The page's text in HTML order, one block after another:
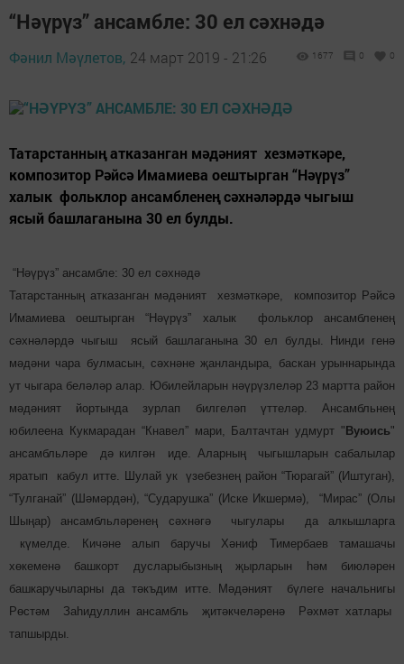
“Нәүрүз” ансамбле: 30 ел сәхнәдә
Фәнил Мәүлетов, 24 март 2019 - 21:26 1677 0 0
Татарстанның атказанган мәдәният хезмәткәре,
композитор Рәйсә Имамиева оештырган “Нәүрүз”
халык фольклор ансамбленең сәхнәләрдә чыгыш
ясый башлаганына 30 ел булды.
“Нәүрүз” ансамбле: 30 ел сәхнәдә
Татарстанның атказанган мәдәният хезмәткәре, композитор Рәйсә
Имамиева оештырган “Нәүрүз” халык фольклор ансамбленең
сәхнәләрдә чыгыш ясый башлаганына 30 ел булды. Нинди генә
мәдәни чара булмасын, сәхнәне җанландыра, баскан урыннарында
ут чыгара беләләр алар. Юбилейларын нәүрүзлеләр 23 мартта район
мәдәният йортында зурлап билгеләп үттеләр. Ансамбльнең
юбилеена Кукмарадан “Кнавел” мари, Балтачтан удмурт " Вуюись"
ансамбльләре дә килгән иде. Аларның чыгышларын сабалылар
яратып кабул итте. Шулай ук үзебезнең район “Тюрагай” (Иштуган),
“Тулганай” (Шәмәрдән), “Сударушка” (Иске Икшермә), “Мирас” (Олы
Шыңар) ансамбльләренең сәхнәгә чыгулары да алкышларга
күмелде. Кичәне алып баручы Хәниф Тимербаев тамашачы
хөкеменә башкорт дусларыбызның җырларын һәм биюләрен
башкаручыларны да тәкъдим итте. Мәдәният бүлеге начальнигы
Рөстәм Заһидуллин ансамбль җитәкчеләренә Рәхмәт хатлары
тапшырды.